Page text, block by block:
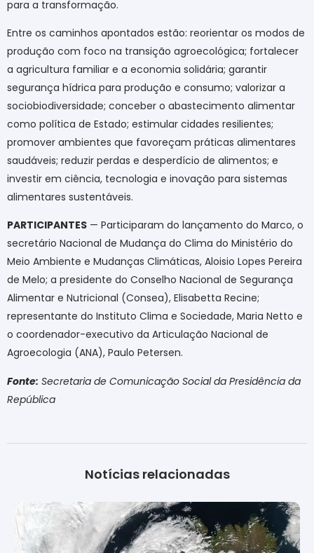
para a transformação.
Entre os caminhos apontados estão: reorientar os modos de
produção com foco na transição agroecológica; fortalecer
a agricultura familiar e a economia solidária; garantir
segurança hídrica para produção e consumo; valorizar a
sociobiodiversidade; conceber o abastecimento alimentar
como política de Estado; estimular cidades resilientes;
promover ambientes que favoreçam práticas alimentares
saudáveis; reduzir perdas e desperdício de alimentos; e
investir em ciência, tecnologia e inovação para sistemas
alimentares sustentáveis.
PARTICIPANTES — Participaram do lançamento do Marco, o
secretário Nacional de Mudança do Clima do Ministério do
Meio Ambiente e Mudanças Climáticas, Aloisio Lopes Pereira
de Melo; a presidente do Conselho Nacional de Segurança
Alimentar e Nutricional (Consea), Elisabetta Recine;
representante do Instituto Clima e Sociedade, Maria Netto e
o coordenador-executivo da Articulação Nacional de
Agroecologia (ANA), Paulo Petersen.
Fonte: Secretaria de Comunicação Social da Presidência da
República
Notícias relacionadas